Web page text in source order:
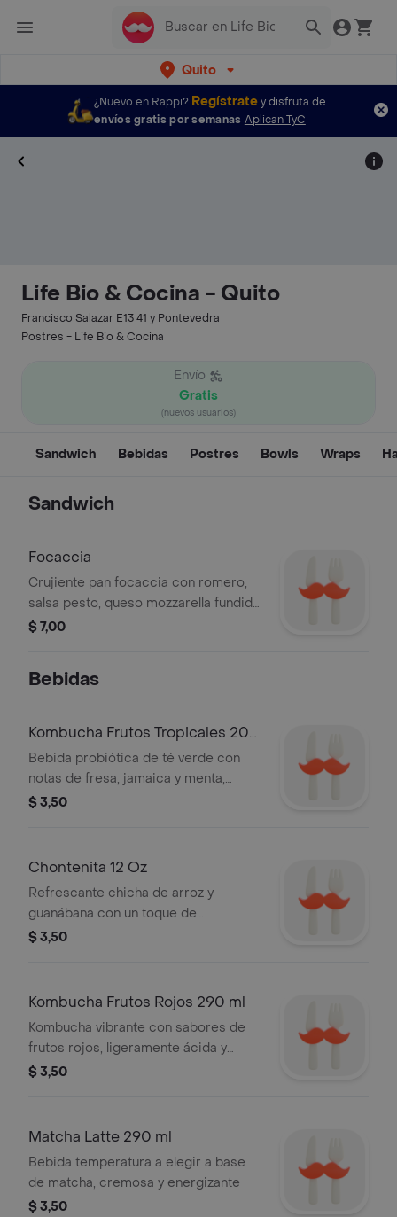
Quito
¿Nuevo en Rappi? Regístratey disfruta de
envíos gratis por semanas Aplican TyC
Life Bio & Cocina - Quito
Francisco Salazar E13 41 y Pontevedra
Postres - Life Bio & Cocina
Envío
Gratis
(nuevos usuarios)
Sandwich Bebidas Postres Bowls Wraps
Sandwich
Focaccia
Crujiente pan focaccia con romero,
salsa pesto, queso mozzarella fundido
y tomates frescos, bebida a elegir
$ 7,00
Bebidas
Kombucha Frutos Tropicales 200
ml
Bebida probiótica de té verde con
notas de fresa, jamaica y menta,
refrescante y saludable
$ 3,50
Chontenita 12 Oz
Refrescante chicha de arroz y
guanábana con un toque de
hierbabuena y menta, ideal para
$ 3,50
Kombucha Frutos Rojos 290 ml
Kombucha vibrante con sabores de
frutos rojos, ligeramente ácida y
refrescante
$ 3,50
Matcha Latte 290 ml
Bebida temperatura a elegir a base
de matcha, cremosa y energizante
$ 3,50